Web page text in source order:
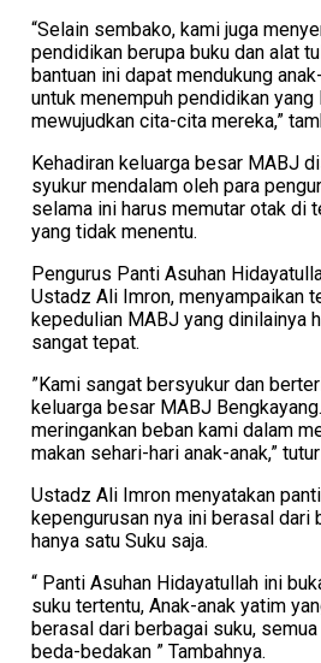
​“Selain sembako, kami juga
pendidikan berupa buku dan alat
bantuan ini dapat mendukung
untuk menempuh pendidikan yang
mewujudkan cita-cita mereka,”
​Kehadiran keluarga besar MABJ
syukur mendalam oleh para
selama ini harus memutar otak di
yang tidak menentu.
​Pengurus Panti Asuhan
Ustadz Ali Imron, menyampaikan
kepedulian MABJ yang dinilainya
sangat tepat.
​”Kami sangat bersyukur dan
keluarga besar MABJ
meringankan beban kami dalam
makan sehari-hari anak-anak,”
Ustadz Ali Imron menyatakan
kepengurusan nya ini berasal dari
hanya satu Suku saja.
“ Panti Asuhan Hidayatullah ini
suku tertentu, Anak-anak yatim
berasal dari berbagai suku,
beda-bedakan ” Tambahnya.